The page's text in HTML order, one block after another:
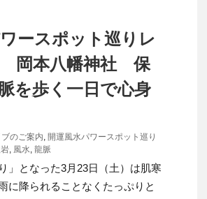
ースポット巡りレ
岡本八幡神社 保
歩く一日で心身
のご案内, 開運風水パワースポット巡り
, 風水, 龍脈
」となった3月23日（土）は肌寒
に降られることなくたっぷりと